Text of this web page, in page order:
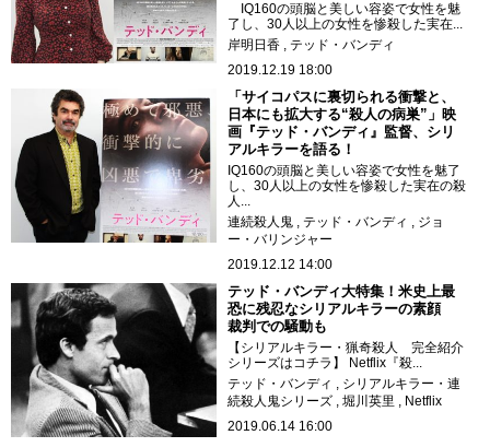
IQ160の頭脳と美しい容姿で女性を魅
了し、30人以上の女性を惨殺した実在...
岸明日香
テッド・バンディ
2019.12.19 18:00
「サイコパスに裏切られる衝撃と、
日本にも拡大する“殺人の病巣”」映
画『テッド・バンディ』監督、シリ
アルキラーを語る！
IQ160の頭脳と美しい容姿で女性を魅了
し、30人以上の女性を惨殺した実在の殺
人...
連続殺人鬼
テッド・バンディ
ジョ
ー・バリンジャー
2019.12.12 14:00
テッド・バンディ大特集！米史上最
恐に残忍なシリアルキラーの素顔
裁判での騒動も
【シリアルキラー・猟奇殺人 完全紹介
シリーズはコチラ】 Netflix『殺...
テッド・バンディ
シリアルキラー・連
続殺人鬼シリーズ
堀川英里
Netflix
2019.06.14 16:00